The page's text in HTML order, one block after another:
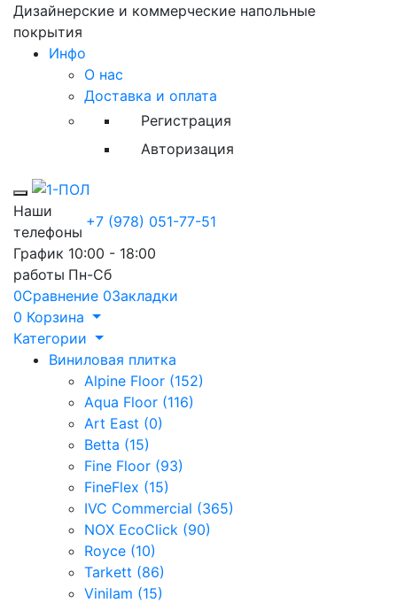
Дизайнерские и коммерческие напольные
покрытия
Инфо
О нас
Доставка и оплата
Регистрация
Авторизация
Toggle mobile menu
Наши
телефоны
+7 (978) 051-77-51
График
работы
10:00 - 18:00
Пн-Сб
0Сравнение 0Закладки
0 Корзина
Категории
Виниловая плитка
Alpine Floor (152)
Aqua Floor (116)
Art East (0)
Betta (15)
Fine Floor (93)
FineFlex (15)
IVC Commercial (365)
NOX EcoClick (90)
Royce (10)
Tarkett (86)
Vinilam (15)